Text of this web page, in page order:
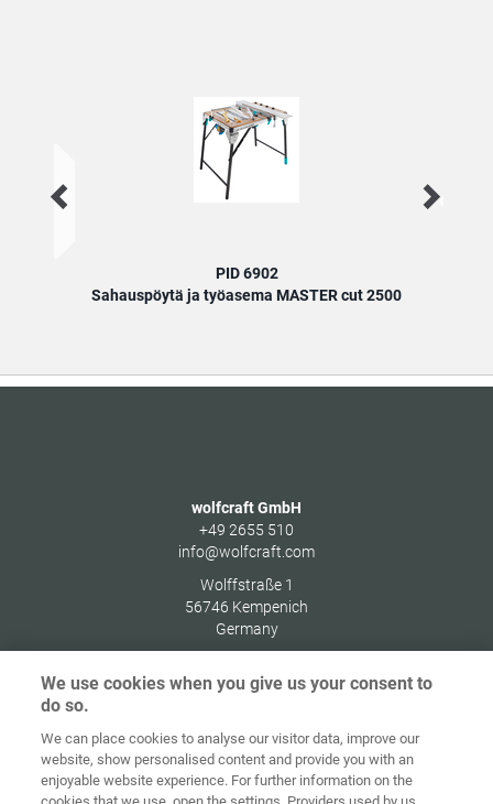
PID 6902
Sahauspöytä ja työasema MASTER cut 2500
wolfcraft GmbH
+49 2655 510
info@wolfcraft.com
Wolffstraße 1
56746 Kempenich
Germany
Alkusivu Yhteystiedot Julkaisutiedot Tietosuoja
Tietoja Kirjaudu
We use cookies when you give us your consent to
do so.
We can place cookies to analyse our visitor data, improve our
website, show personalised content and provide you with an
enjoyable website experience. For further information on the